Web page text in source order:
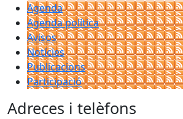
Agenda
Agenda política
Avisos
Notícies
Publicacions
Participació
Adreces i telèfons